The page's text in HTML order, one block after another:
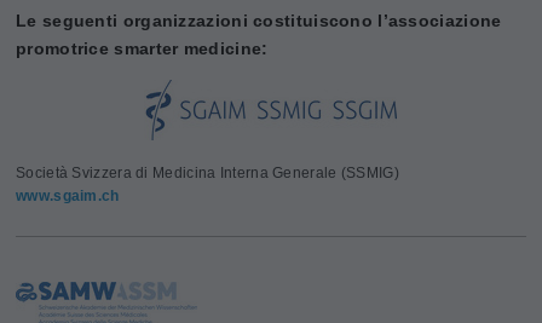
Le seguenti organizzazioni costituiscono l’associazione
promotrice smarter medicine:
Società Svizzera di Medicina Interna Generale (SSMIG)
www.sgaim.ch